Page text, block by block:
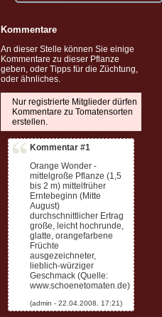
Kommentare
An dieser Stelle können Sie einige
Kommentare zu dieser Pflanze
geben, oder Tipps für die Züchtung,
oder ähnliches.
Nur registrierte Mitglieder dürfen
Kommentare zu Tomatensorten
erstellen.
Kommentar #1
Orange Wonder -
mittelgroße Pflanze (1,5
bis 2 m) mittelfrüher
Erntebeginn (Mitte
August)
durchschnittlicher Ertrag
große, leicht hochrunde,
glatte, orangefarbene
Früchte
ausgezeichneter,
lieblich-würziger
Geschmack (Quelle:
www.schoenetomaten.de)